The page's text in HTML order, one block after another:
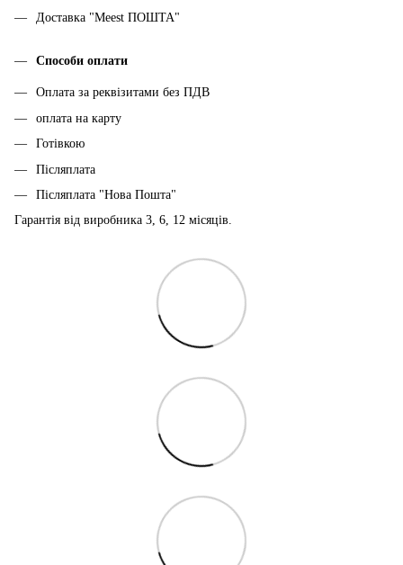
Доставка "Meest ПОШТА"
Способи оплати
Оплата за реквізитами без ПДВ
оплата на карту
Готівкою
Післяплата
Післяплата "Нова Пошта"
Гарантія від виробника 3, 6, 12 місяців.